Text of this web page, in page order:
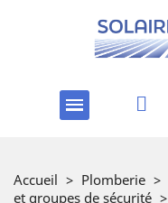
Accueil > Plomberie >
et groupes de sécurité >